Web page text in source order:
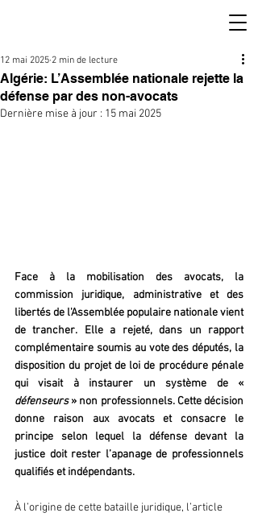
Algérie: L’Assemblée nationale rejette la
défense par des non-avocats
12 mai 2025 2 min de lecture
Dernière mise à jour : 15 mai 2025
Face à la mobilisation des avocats, la
commission juridique, administrative et des
libertés de l'Assemblée populaire nationale vient
de trancher. Elle a rejeté, dans un rapport
complémentaire soumis au vote des députés, la
disposition du projet de loi de procédure pénale
défenseurs » non professionnels. Cette décision
donne raison aux avocats et consacre le
principe selon lequel la défense devant la
justice doit rester l’apanage de professionnels
qualifiés et indépendants.
À l’origine de cette bataille juridique, l’article